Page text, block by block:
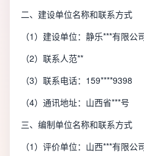
二、建设单位名称和联系方式
（1）建设单位：静乐***有限公
（2）联系人范**
（3）联系电话：159****9398
（4）通讯地址：山西省***号
三、编制单位名称和联系方式
（1）评价单位：山西***有限公